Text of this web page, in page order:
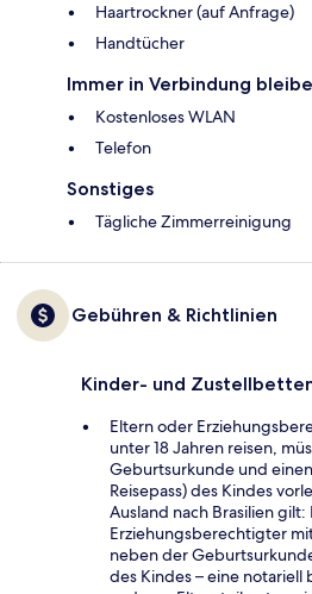
Haartrockner (auf Anfrage)
Handtücher
Immer in Verbindung
Kostenloses WLAN
Telefon
Sonstiges
Tägliche Zimmerreinigung
Gebühren & Richtlinien
Kinder- und
Eltern oder
unter 18 Jahren reisen,
Geburtsurkunde und
Reisepass) des Kindes
Ausland nach Brasilien
Erziehungsberechtigter
neben der
des Kindes – eine